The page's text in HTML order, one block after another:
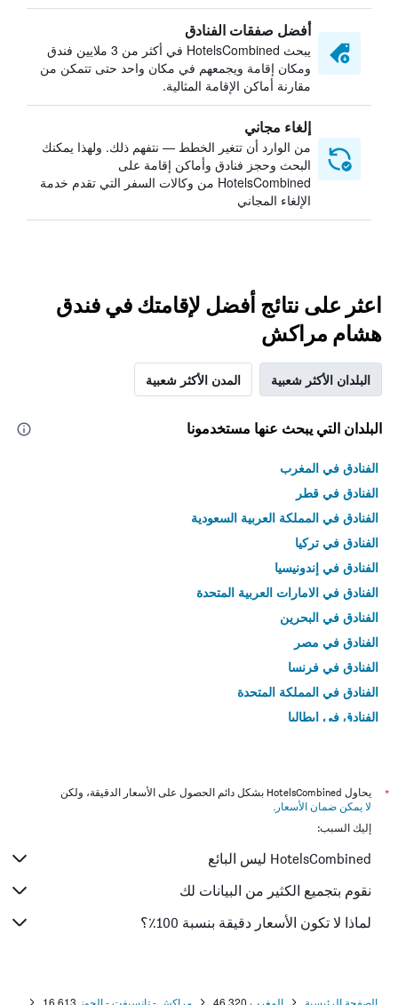
أفضل صفقات الفنادق
يبحث HotelsCombined في أكثر من 3 ملايين فندق
ومكان إقامة ويجمعهم في مكان واحد حتى تتمكن من
مقارنة أماكن الإقامة المثالية.
إلغاء مجاني
من الوارد أن تتغير الخطط — نتفهم ذلك. ولهذا يمكنك
البحث وحجز فنادق وأماكن إقامة على
HotelsCombined من وكالات السفر التي تقدم خدمة
الإلغاء المجاني
اعثر على نتائج أفضل لإقامتك في فندق
هشام مراكش
البلدان الأكثر شعبية المدن الأكثر شعبية
البلدان التي يبحث عنها مستخدمونا
الفنادق في المغرب
الفنادق في قطر
الفنادق في المملكة العربية السعودية
الفنادق في تركيا
الفنادق في إندونيسيا
الفنادق في الامارات العربية المتحدة
الفنادق في البحرين
الفنادق في مصر
الفنادق في فرنسا
الفنادق في المملكة المتحدة
الفنادق في إيطاليا
*
يحاول HotelsCombined بشكل دائم الحصول على الأسعار الدقيقة، ولكن
لا يمكن ضمان الأسعار .
إليك السبب:
HotelsCombined ليس البائع
نقوم بتجميع الكثير من البيانات لك
لماذا لا تكون الأسعار دقيقة بنسبة 100٪؟
الصفحة الرئيسية المغرب 46,320 مراكش - تانسيفت - الحوز 16,613